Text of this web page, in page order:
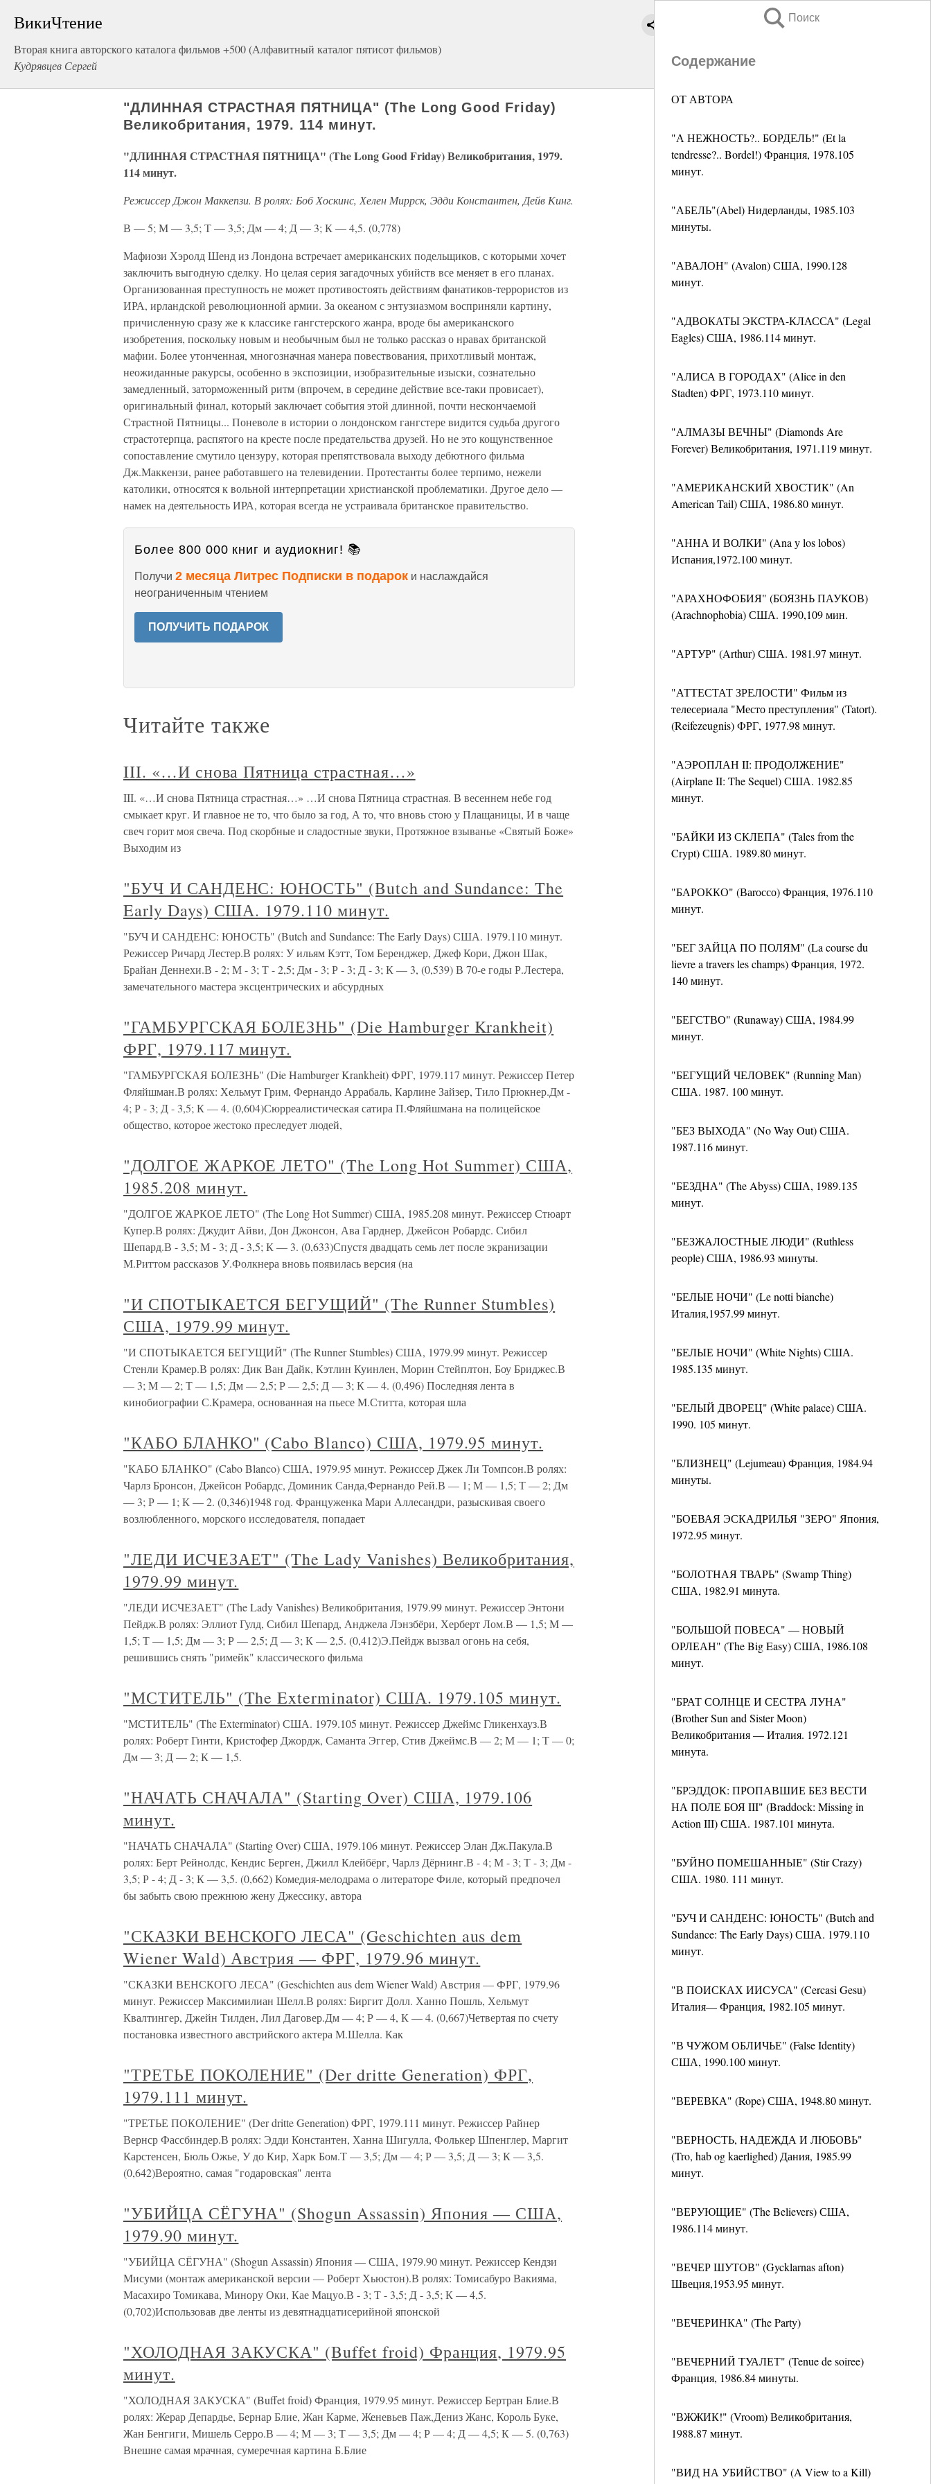
ВикиЧтение
Вторая книга авторского каталога фильмов +500 (Алфавитный каталог пятисот фильмов)
Кудрявцев Сергей
Поиск
Содержание
ОТ АВТОРА
"А НЕЖНОСТЬ?.. БОРДЕЛЬ!" (Et la
tendresse?.. Bordel!) Франция, 1978.105
минут.
"АБЕЛЬ"(Abel) Нидерланды, 1985.103
минуты.
"АВАЛОН" (Avalon) США, 1990.128
минут.
"АДВОКАТЫ ЭКСТРА-КЛАССА" (Legal
Eagles) США, 1986.114 минут.
"АЛИСА В ГОРОДАХ" (Alice in den
Stadten) ФРГ, 1973.110 минут.
"АЛМАЗЫ ВЕЧНЫ" (Diamonds Are
Forever) Великобритания, 1971.119 минут.
"АМЕРИКАНСКИЙ ХВОСТИК" (An
American Tail) США, 1986.80 минут.
"АННА И ВОЛКИ" (Ana у los lobos)
Испания,1972.100 минут.
"АРАХНОФОБИЯ" (БОЯЗНЬ ПАУКОВ)
(Arachnophobia) США. 1990,109 мин.
"АРТУР" (Arthur) США. 1981.97 минут.
"АТТЕСТАТ ЗРЕЛОСТИ" Фильм из
телесериала "Место преступления" (Tatort).
(Reifezeugnis) ФРГ, 1977.98 минут.
"АЭРОПЛАН II: ПРОДОЛЖЕНИЕ"
(Airplane II: The Sequel) США. 1982.85
минут.
"БАЙКИ ИЗ СКЛЕПА" (Tales from the
Crypt) США. 1989.80 минут.
"БАРОККО" (Ваrоссо) Франция, 1976.110
минут.
"БЕГ ЗАЙЦА ПО ПОЛЯМ" (La course du
lievre a travers les champs) Франция, 1972.
140 минут.
"БЕГСТВО" (Runaway) США, 1984.99
минут.
"БЕГУЩИЙ ЧЕЛОВЕК" (Running Man)
США. 1987. 100 минут.
"БЕЗ ВЫХОДА" (No Way Out) США.
1987.116 минут.
"БЕЗДНА" (The Abyss) США, 1989.135
минут.
"БЕЗЖАЛОСТНЫЕ ЛЮДИ" (Ruthless
people) США, 1986.93 минуты.
"БЕЛЫЕ НОЧИ" (Le notti bianche)
Италия,1957.99 минут.
"БЕЛЫЕ НОЧИ" (White Nights) США.
1985.135 минут.
"БЕЛЫЙ ДВОРЕЦ" (White palace) США.
1990. 105 минут.
"БЛИЗНЕЦ" (Lejumeau) Франция, 1984.94
минуты.
"БОЕВАЯ ЭСКАДРИЛЬЯ "ЗЕРО" Япония,
1972.95 минут.
"БОЛОТНАЯ ТВАРЬ" (Swamp Thing)
США, 1982.91 минута.
"БОЛЬШОЙ ПОВЕСА" — НОВЫЙ
ОРЛЕАН" (The Big Easy) США, 1986.108
минут.
"БРАТ СОЛНЦЕ И СЕСТРА ЛУНА"
(Brother Sun and Sister Moon)
Великобритания — Италия. 1972.121
минута.
"БРЭДДОК: ПРОПАВШИЕ БЕЗ ВЕСТИ
НА ПОЛЕ БОЯ III" (Braddock: Missing in
Action III) США. 1987.101 минута.
"БУЙНО ПОМЕШАННЫЕ" (Stir Crazy)
США. 1980. 111 минут.
"БУЧ И САНДЕНС: ЮНОСТЬ" (Butch and
Sundance: The Early Days) США. 1979.110
минут.
"В ПОИСКАХ ИИСУСА" (Cercasi Gesu)
Италия— Франция, 1982.105 минут.
"В ЧУЖОМ ОБЛИЧЬЕ" (False Identity)
США, 1990.100 минут.
"ВЕРЕВКА" (Rope) США, 1948.80 минут.
"ВЕРНОСТЬ, НАДЕЖДА И ЛЮБОВЬ"
(Tro, hab og kaerlighed) Дания, 1985.99
минут.
"ВЕРУЮЩИЕ" (The Believers) США,
1986.114 минут.
"ВЕЧЕР ШУТОВ" (Gycklarnas afton)
Швеция,1953.95 минут.
"ВЕЧЕРИНКА" (The Party)
"ВЕЧЕРНИЙ ТУАЛЕТ" (Tenue de soiree)
Франция, 1986.84 минуты.
"ВЖЖИК!" (Vroom) Великобритания,
1988.87 минут.
"ВИД НА УБИЙСТВО" (A View to a Kill)
"ДЛИННАЯ СТРАСТНАЯ ПЯТНИЦА" (The Long Good Friday)
Великобритания, 1979. 114 минут.
"ДЛИННАЯ СТРАСТНАЯ ПЯТНИЦА" (The Long Good Friday) Великобритания, 1979.
114 минут.
Режиссер Джон Маккепзи. В ролях: Боб Хоскинс, Хелен Миррск, Эдди Константен, Дейв Кинг.
В — 5; М — 3,5; Т — 3,5; Дм — 4; Д — 3; К — 4,5. (0,778)
Мафиози Хэролд Шенд из Лондона встречает американских подельщиков, с которыми хочет
заключить выгодную сделку. Но целая серия загадочных убийств все меняет в его планах.
Организованная преступность не может противостоять действиям фанатиков-террористов из
ИРА, ирландской революционной армии. За океаном с энтузиазмом восприняли картину,
причисленную сразу же к классике гангстерского жанра, вроде бы американского
изобретения, поскольку новым и необычным был не только рассказ о нравах британской
мафии. Более утонченная, многозначная манера повествования, прихотливый монтаж,
неожиданные ракурсы, особенно в экспозиции, изобразительные изыски, сознательно
замедленный, заторможенный ритм (впрочем, в середине действие все-таки провисает),
оригинальный финал, который заключает события этой длинной, почти нескончаемой
Страстной Пятницы... Поневоле в истории о лондонском гангстере видится судьба другого
страстотерпца, распятого на кресте после предательства друзей. Но не это кощунственное
сопоставление смутило цензуру, которая препятствовала выходу дебютного фильма
Дж.Маккензи, ранее работавшего на телевидении. Протестанты более терпимо, нежели
католики, относятся к вольной интерпретации христианской проблематики. Другое дело —
намек на деятельность ИРА, которая всегда не устраивала британское правительство.
Более 800 000 книг и аудиокниг! 📚
Получи 2 месяца Литрес Подписки в подарок и наслаждайся
неограниченным чтением
ПОЛУЧИТЬ ПОДАРОК
Читайте также
III. «…И снова Пятница страстная…»
III. «…И снова Пятница страстная…» …И снова Пятница страстная. В весеннем небе год
смыкает круг. И главное не то, что было за год, А то, что вновь стою у Плащаницы, И в чаще
свеч горит моя свеча. Под скорбные и сладостные звуки, Протяжное взыванье «Святый Боже»
Выходим из
"БУЧ И САНДЕНС: ЮНОСТЬ" (Butch and Sundance: The
Early Days) США. 1979.110 минут.
"БУЧ И САНДЕНС: ЮНОСТЬ" (Butch and Sundance: The Early Days) США. 1979.110 минут.
Режиссер Ричард Лестер.В ролях: У ильям Кэтт, Том Беренджер, Джеф Кори, Джон Шак,
Брайан Деннехи.В - 2; М - 3; Т - 2,5; Дм - 3; Р - 3; Д - 3; К — 3, (0,539) В 70-е годы Р.Лестера,
замечательного мастера эксцентрических и абсурдных
"ГАМБУРГСКАЯ БОЛЕЗНЬ" (Die Hamburger Krankheit)
ФРГ, 1979.117 минут.
"ГАМБУРГСКАЯ БОЛЕЗНЬ" (Die Hamburger Krankheit) ФРГ, 1979.117 минут. Режиссер Петер
Фляйшман.В ролях: Хельмут Грим, Фернандо Аррабаль, Карлине Зайзер, Тило Прюкнер.Дм -
4; Р - 3; Д - 3,5; К — 4. (0,604)Сюрреалистическая сатира П.Фляйшмана на полицейское
общество, которое жестоко преследует людей,
"ДОЛГОЕ ЖАРКОЕ ЛЕТО" (The Long Hot Summer) США,
1985.208 минут.
"ДОЛГОЕ ЖАРКОЕ ЛЕТО" (The Long Hot Summer) США, 1985.208 минут. Режиссер Стюарт
Купер.В ролях: Джудит Айви, Дон Джонсон, Ава Гарднер, Джейсон Робардс. Сибил
Шепард.В - 3,5; М - 3; Д - 3,5; К — 3. (0,633)Спустя двадцать семь лет после экранизации
М.Риттом рассказов У.Фолкнера вновь появилась версия (на
"И СПОТЫКАЕТСЯ БЕГУЩИЙ" (The Runner Stumbles)
США, 1979.99 минут.
"И СПОТЫКАЕТСЯ БЕГУЩИЙ" (The Runner Stumbles) США, 1979.99 минут. Режиссер
Стенли Крамер.В ролях: Дик Ван Дайк, Кэтлин Куинлен, Морин Стейплтон, Боу Бриджес.В
— 3; М — 2; Т — 1,5; Дм — 2,5; Р — 2,5; Д — 3; К — 4. (0,496) Последняя лента в
кинобиографии С.Крамера, основанная на пьесе М.Ститта, которая шла
"КАБО БЛАНКО" (Cabo Blanco) США, 1979.95 минут.
"КАБО БЛАНКО" (Cabo Blanco) США, 1979.95 минут. Режиссер Джек Ли Томпсон.В ролях:
Чарлз Бронсон, Джейсон Робардс, Доминик Санда,Фернандо Рей.В — 1; М — 1,5; Т — 2; Дм
— 3; Р — 1; К — 2. (0,346)1948 год. Француженка Мари Аллесандри, разыскивая своего
возлюбленного, морского исследователя, попадает
"ЛЕДИ ИСЧЕЗАЕТ" (The Lady Vanishes) Великобритания,
1979.99 минут.
"ЛЕДИ ИСЧЕЗАЕТ" (The Lady Vanishes) Великобритания, 1979.99 минут. Режиссер Энтони
Пейдж.В ролях: Эллиот Гулд, Сибил Шепард, Анджела Лэнзбёри, Херберт Лом.В — 1,5; М —
1,5; Т — 1,5; Дм — 3; Р — 2,5; Д — 3; К — 2,5. (0,412)Э.Пейдж вызвал огонь на себя,
решившись снять "римейк" классического фильма
"МСТИТЕЛЬ" (The Exterminator) США. 1979.105 минут.
"МСТИТЕЛЬ" (The Exterminator) США. 1979.105 минут. Режиссер Джеймс Гликенхауз.В
ролях: Роберт Гинти, Кристофер Джордж, Саманта Эггер, Стив Джеймс.В — 2; М — 1; Т — 0;
Дм — 3; Д — 2; К — 1,5.
"НАЧАТЬ СНАЧАЛА" (Starting Over) США, 1979.106
минут.
"НАЧАТЬ СНАЧАЛА" (Starting Over) США, 1979.106 минут. Режиссер Элан Дж.Пакула.В
ролях: Берт Рейнолдс, Кендис Берген, Джилл Клейбёрг, Чарлз Дёрнинг.В - 4; М - 3; Т - 3; Дм -
3,5; Р - 4; Д - 3; К — 3,5. (0,662) Комедия-мелодрама о литераторе Филе, который предпочел
бы забыть свою прежнюю жену Джессику, автора
"СКАЗКИ ВЕНСКОГО ЛЕСА" (Geschichten aus dem
Wiener Wald) Австрия — ФРГ, 1979.96 минут.
"СКАЗКИ ВЕНСКОГО ЛЕСА" (Geschichten aus dem Wiener Wald) Австрия — ФРГ, 1979.96
минут. Режиссер Максимилиан Шелл.В ролях: Биргит Долл. Ханно Пошль, Хельмут
Квалтингер, Джейн Тилден, Лил Даговер.Дм — 4; Р — 4, К — 4. (0,667)Четвертая по счету
постановка известного австрийского актера М.Шелла. Как
"ТРЕТЬЕ ПОКОЛЕНИЕ" (Der dritte Generation) ФРГ,
1979.111 минут.
"ТРЕТЬЕ ПОКОЛЕНИЕ" (Der dritte Generation) ФРГ, 1979.111 минут. Режиссер Райнер
Вернср Фассбиндер.В ролях: Эдди Константен, Ханна Шигулла, Фолькер Шпенглер, Маргит
Карстенсен, Бюль Ожье, У до Кир, Харк Бом.Т — 3,5; Дм — 4; Р — 3,5; Д — 3; К — 3,5.
(0,642)Вероятно, самая "годаровская" лента
"УБИЙЦА СЁГУНА" (Shogun Assassin) Япония — США,
1979.90 минут.
"УБИЙЦА СЁГУНА" (Shogun Assassin) Япония — США, 1979.90 минут. Режиссер Кендзи
Мисуми (монтаж американской версии — Роберт Хьюстон).В ролях: Томисабуро Вакияма,
Масахиро Томикава, Минору Оки, Кае Мацуо.В - 3; Т - 3,5; Д - 3,5; К — 4,5.
(0,702)Использовав две ленты из девятнадцатисерийной японской
"ХОЛОДНАЯ ЗАКУСКА" (Buffet froid) Франция, 1979.95
минут.
"ХОЛОДНАЯ ЗАКУСКА" (Buffet froid) Франция, 1979.95 минут. Режиссер Бертран Блие.В
ролях: Жерар Депардье, Бернар Блие, Жан Карме, Женевьев Паж,Дениз Жанс, Король Буке,
Жан Бенгиги, Мишель Серро.В — 4; М — 3; Т — 3,5; Дм — 4; Р — 4; Д — 4,5; К — 5. (0,763)
Внешне самая мрачная, сумеречная картина Б.Блие